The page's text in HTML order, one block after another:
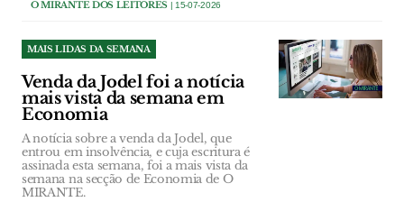
O MIRANTE DOS LEITORES | 15-07-2026
MAIS LIDAS DA SEMANA
Venda da Jodel foi a notícia
mais vista da semana em
Economia
A notícia sobre a venda da Jodel, que
entrou em insolvência, e cuja escritura é
assinada esta semana, foi a mais vista da
semana na secção de Economia de O
MIRANTE.